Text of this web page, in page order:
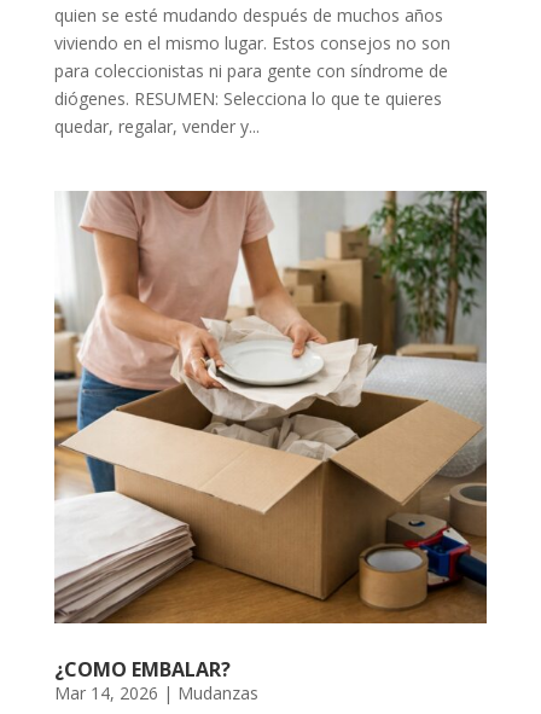
quien se esté mudando después de muchos años
viviendo en el mismo lugar. Estos consejos no son
para coleccionistas ni para gente con síndrome de
diógenes. RESUMEN: Selecciona lo que te quieres
quedar, regalar, vender y...
¿COMO EMBALAR?
Mar 14, 2026 | Mudanzas